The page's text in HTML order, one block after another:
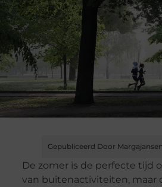
Gepubliceerd Door
De zomer is de perfecte tijd
van buitenactiviteiten, maar